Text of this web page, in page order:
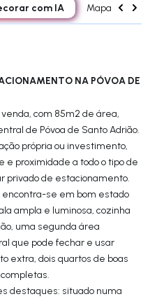
com IA Mapa
NA PÓVOA DE
com 85m2 de área,
de Póvoa de Santo Adrião.
própria ou investimento,
e proximidade a todo o tipo de
privado de estacionamento.
encontra-se em bom estado
ampla e luminosa, cozinha
uma segunda área
que pode fechar e usar
extra, dois quartos de boas
destaques: situado numa